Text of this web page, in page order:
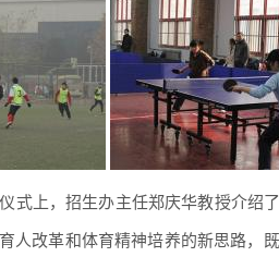
式上，招生办主任郑庆华教授介绍
人改革和体育精神培养的新思路，